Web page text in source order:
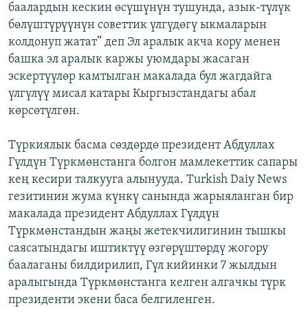
баалардын кескин өсүшүнүн тушунда, азык-түлүк
бөлүштүрүүнүн советтик үлгүдөгү ыкмаларын
колдонуп жатат” деп Эл аралык акча кору менен
башка эл аралык каржы уюмдары жасаган
эскертүүлөр камтылган макалада бул жагдайга
үлгүлүү мисал катары Кыргызстандагы абал
көрсөтүлгөн.
Түркиялык басма сөздөрдө президент Абдуллах
Гүлдүн Түркмөнстанга болгон мамлекеттик сапары
кең кесири талкууга алынууда. Turkish Daiy News
гезитинин жума күнкү санында жарыяланган бир
макалада президент Абдуллах Гүлдүн
Түркмөнстандын жаңы жетекчилигинин тышкы
саясатындагы иштиктүү өзгөрүштөрдү жогору
баалаганы билдирилип, Гүл кийинки 7 жылдын
аралыгында Түркмөнстанга келген алгачкы түрк
президенти экени баса белгиленген.